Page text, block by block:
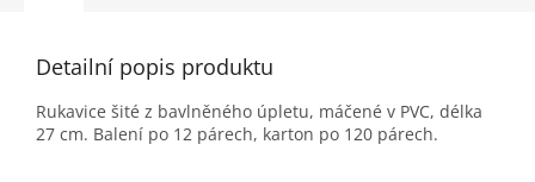
Detailní popis produktu
Rukavice šité z bavlněného úpletu, máčené v PVC, délka
27 cm. Balení po 12 párech, karton po 120 párech.